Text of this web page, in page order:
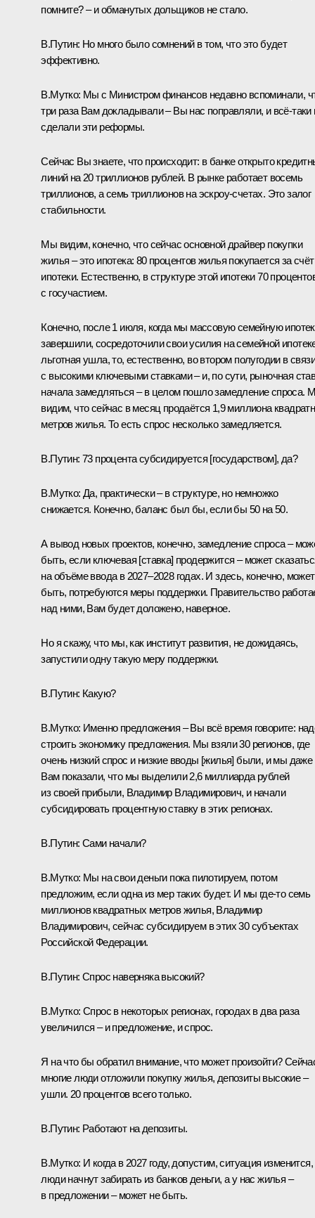
помните? – и обманутых дольщиков не стало.
В.Путин: Но много было сомнений в том, что это будет
эффективно.
В.Мутко: Мы с Министром финансов недавно вспоминали,
три раза Вам докладывали – Вы нас поправляли, и всё-
сделали эти реформы.
Сейчас Вы знаете, что происходит: в банке открыто
линий на 20 триллионов рублей. В рынке работает восемь
триллионов, а семь триллионов на эскроу-счетах. Это залог
стабильности.
Мы видим, конечно, что сейчас основной драйвер покупки
жилья – это ипотека: 80 процентов жилья покупается за счёт
ипотеки. Естественно, в структуре этой ипотеки 70
с госучастием.
Конечно, после 1 июля, когда мы массовую семейную
завершили, сосредоточили свои усилия на семейной
льготная ушла, то, естественно, во втором полугодии в связи
с высокими ключевыми ставками – и, по сути, рыночная
начала замедляться – в целом пошло замедление спроса.
видим, что сейчас в месяц продаётся 1,9 миллиона
метров жилья. То есть спрос несколько замедляется.
В.Путин: 73 процента субсидируется [государством], да?
В.Мутко: Да, практически – в структуре, но немножко
снижается. Конечно, баланс был бы, если бы 50 на 50.
А вывод новых проектов, конечно, замедление спроса –
быть, если ключевая [ставка] продержится – может
на объёме ввода в 2027–2028 годах. И здесь, конечно, может
быть, потребуются меры поддержки. Правительство
над ними, Вам будет доложено, наверное.
Но я скажу, что мы, как институт развития, не дожидаясь,
запустили одну такую меру поддержки.
В.Путин: Какую?
В.Мутко: Именно предложения – Вы всё время говорите:
строить экономику предложения. Мы взяли 30 регионов, где
очень низкий спрос и низкие вводы [жилья] были, и мы даже
Вам показали, что мы выделили 2,6 миллиарда рублей
из своей прибыли, Владимир Владимирович, и начали
субсидировать процентную ставку в этих регионах.
В.Путин: Сами начали?
В.Мутко: Мы на свои деньги пока пилотируем, потом
предложим, если одна из мер таких будет. И мы где-то семь
миллионов квадратных метров жилья, Владимир
Владимирович, сейчас субсидируем в этих 30 субъектах
Российской Федерации.
В.Путин: Спрос наверняка высокий?
В.Мутко: Спрос в некоторых регионах, городах в два раза
увеличился – и предложение, и спрос.
Я на что бы обратил внимание, что может произойти?
многие люди отложили покупку жилья, депозиты высокие –
ушли. 20 процентов всего только.
В.Путин: Работают на депозиты.
В.Мутко: И когда в 2027 году, допустим, ситуация изменится,
люди начнут забирать из банков деньги, а у нас жилья –
в предложении – может не быть.